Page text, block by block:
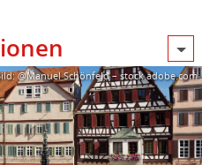
@Manuel Schönfeld – stock.adobe.com